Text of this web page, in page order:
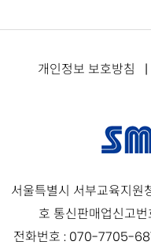
개인정보 보호방침 |
서울특별시 서부교육지
호 통신판매업신고
전화번호 : 070-7705-